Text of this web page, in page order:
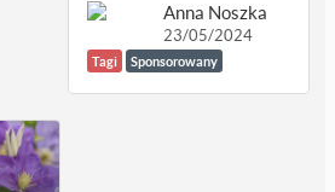
Anna Noszka
23/05/2024
Tagi Sponsorowany